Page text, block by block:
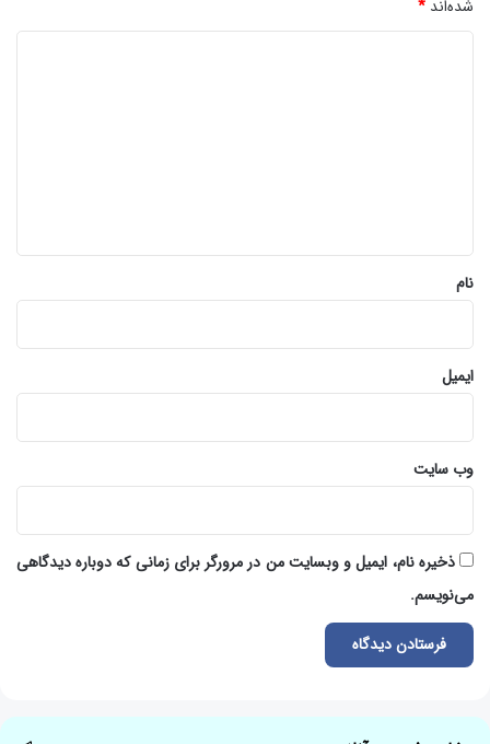
شده‌اند *
نام
ایمیل
وب‌ سایت
ذخیره نام، ایمیل و وبسایت من در مرورگر برای زمانی که دوباره دیدگاهی
می‌نویسم.